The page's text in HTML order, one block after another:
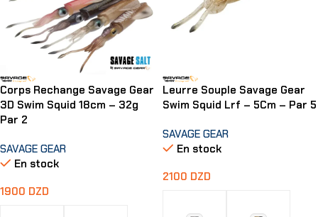
Corps Rechange Savage Gear
3D Swim Squid 18cm – 32g
Par 2
SAVAGE GEAR
En stock
1900 DZD
Leurre Souple Savage Gear
Swim Squid Lrf – 5Cm – Par 5
SAVAGE GEAR
En stock
2100 DZD